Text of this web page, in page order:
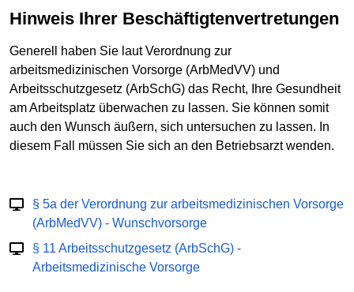
Hinweis Ihrer Beschäftigtenvertretungen
Generell haben Sie laut Verordnung zur
arbeitsmedizinischen Vorsorge (ArbMedVV) und
Arbeitsschutzgesetz (ArbSchG) das Recht, Ihre Gesundheit
am Arbeitsplatz überwachen zu lassen. Sie können somit
auch den Wunsch äußern, sich untersuchen zu lassen. In
diesem Fall müssen Sie sich an den Betriebsarzt wenden.
§ 5a der Verordnung zur arbeitsmedizinischen Vorsorge
(ArbMedVV) - Wunschvorsorge
§ 11 Arbeitsschutzgesetz (ArbSchG) -
Arbeitsmedizinische Vorsorge